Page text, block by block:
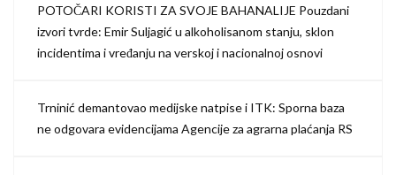
POTOČARI KORISTI ZA SVOJE BAHANALIJE Pouzdani
izvori tvrde: Emir Suljagić u alkoholisanom stanju, sklon
incidentima i vređanju na verskoj i nacionalnoj osnovi
Trninić demantovao medijske natpise i ITK: Sporna baza
ne odgovara evidencijama Agencije za agrarna plaćanja RS